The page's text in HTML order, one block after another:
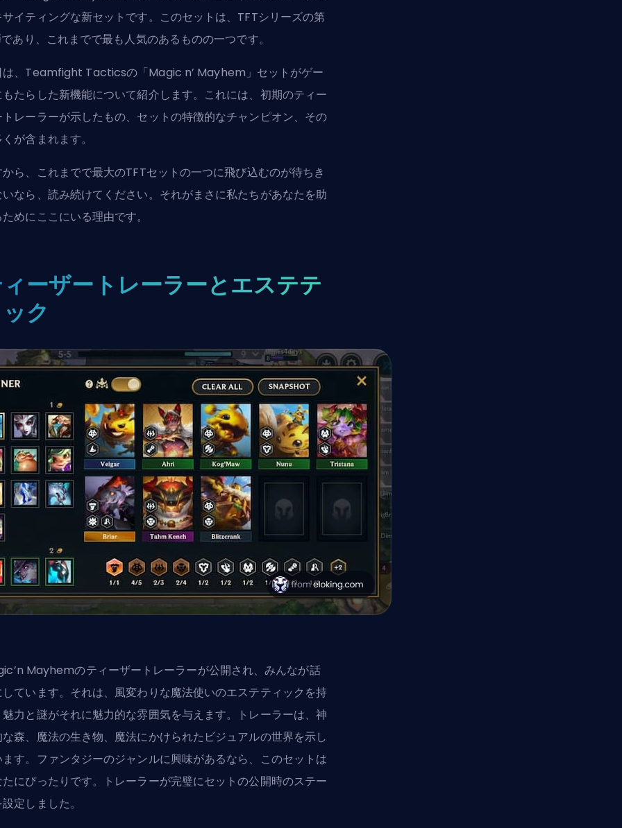
イティングな新セットです。このセットは、TFTシリーズの第
であり、これまでで最も人気のあるものの一つです。
は、Teamfight Tacticsの「Magic n’ Mayhem」セットがゲー
たらした新機能について紹介します。これには、初期のティー
レーラーが示したもの、セットの特徴的なチャンピオン、その
が含まれます。
ら、これまでで最大のTFTセットの一つに飛び込むのが待ちき
なら、読み続けてください。それがまさに私たちがあなたを助
めにここにいる理由です。
ーザートレーラーとエステテ
ク
Mayhemのティーザートレーラーが公開され、みんなが話
ています。それは、風変わりな魔法使いのエステティックを持
力と謎がそれに魅力的な雰囲気を与えます。トレーラーは、神
森、魔法の生き物、魔法にかけられたビジュアルの世界を示し
す。ファンタジーのジャンルに興味があるなら、このセットは
にぴったりです。トレーラーが完璧にセットの公開時のステー
定しました。